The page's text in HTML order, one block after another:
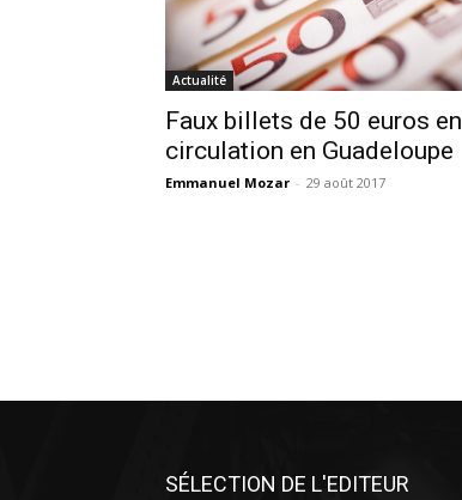
Actualité
Faux billets de 50 euros en
circulation en Guadeloupe
Emmanuel Mozar - 29 août 2017
SÉLECTION DE L'EDITEUR